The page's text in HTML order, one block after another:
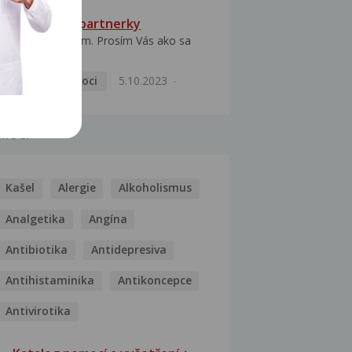
HPV typ 52 u partnerky
Dobrý deň prajem. Prosím Vás ako sa
Pohlavní nemoci
5.10.2023
Kašel Alergie Alkoholismus
Analgetika Angína
Antibiotika Antidepresiva
Antihistaminika Antikoncepce
Antivirotika